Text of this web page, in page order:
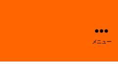
メニュー